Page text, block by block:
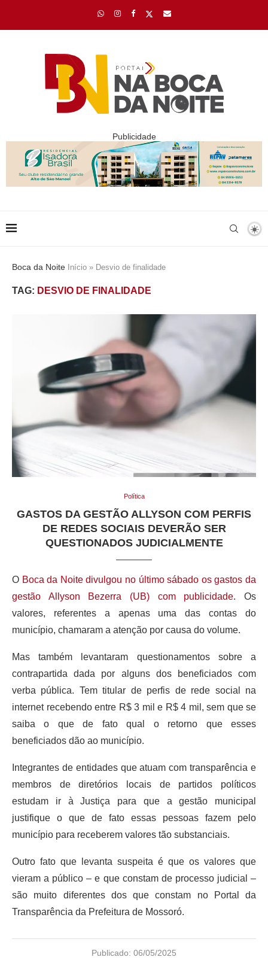
Publicidade
Boca da Noite Início » Desvio de finalidade
TAG: DESVIO DE FINALIDADE
Política
GASTOS DA GESTÃO ALLYSON COM PERFIS
DE REDES SOCIAIS DEVERÃO SER
QUESTIONADOS JUDICIALMENTE
O Boca da Noite divulgou no último sábado os gastos da
gestão Allyson Bezerra (UB) com publicidade. Os
valores, referentes a apenas uma das contas do
município, chamaram a atenção por causa do volume.
Mas também levantaram questionamentos sobre a
contrapartida dada por alguns dos beneficiados com
verba pública. Tem titular de perfis de rede social na
internet recebendo entre R$ 3 mil e R$ 4 mil, sem que se
saiba o que de fato qual o retorno que esses
beneficiados dão ao município.
Integrantes de entidades que atuam com transparência e
membros de diretórios locais de partidos políticos
estudam ir à Justiça para que a gestão municipal
justifique o que de fato essas pessoas fazem pelo
município para receberem valores tão substanciais.
Outro fato que levanta suspeita é que os valores que
vieram a público – e que constam de processo judicial –
são muito diferentes dos que constam no Portal da
Transparência da Prefeitura de Mossoró.
Publicado: 06/05/2025